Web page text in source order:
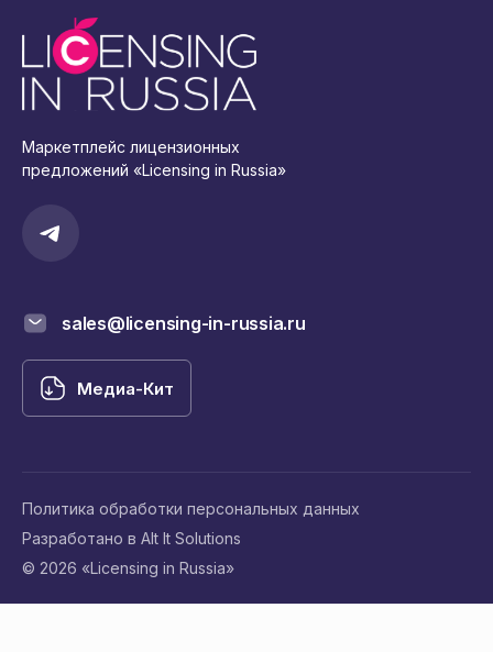
Маркетплейс лицензионных
предложений «Licensing in Russia»
sales@licensing-in-russia.ru
Медиа-Кит
© 2026 «Licensing in Russia»
Политика обработки персональных данных
Разработано в Alt It Solutions